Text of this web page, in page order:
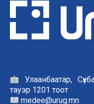
Улаанбаатар,
тауэр 1201 тоот
medee@urug.mn